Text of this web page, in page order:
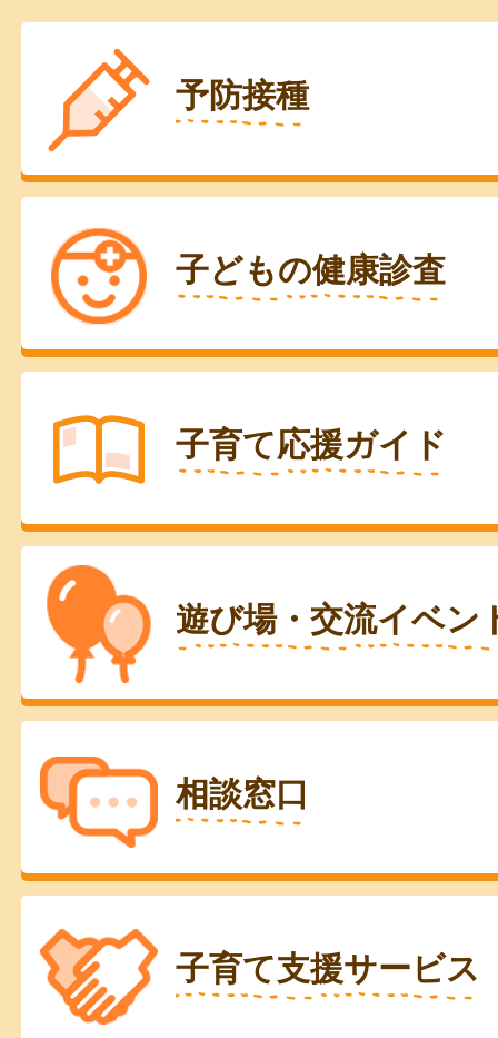
予防接種
子どもの健康診査
子育て応援ガイド
遊び場・交流イベン
相談窓口
子育て支援サービス